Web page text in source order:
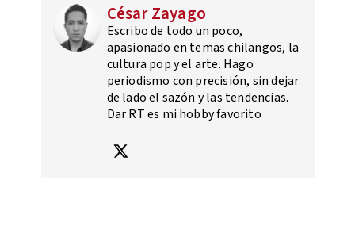
César Zayago
Escribo de todo un poco,
apasionado en temas chilangos, la
cultura pop y el arte. Hago
periodismo con precisión, sin dejar
de lado el sazón y las tendencias.
Dar RT es mi hobby favorito